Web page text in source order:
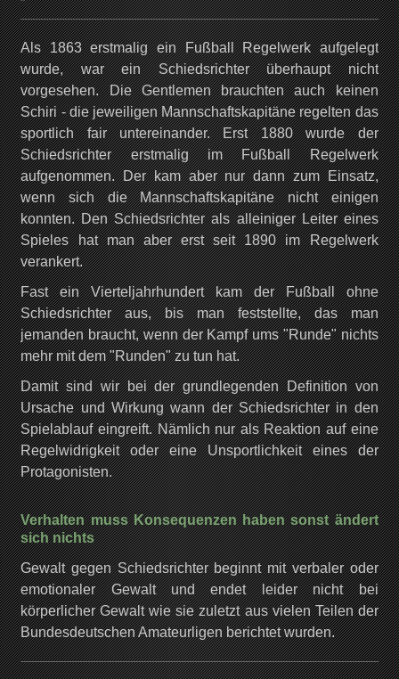
Als 1863 erstmalig ein Fußball Regelwerk aufgelegt
wurde, war ein Schiedsrichter überhaupt nicht
vorgesehen. Die Gentlemen brauchten auch keinen
Schiri - die jeweiligen Mannschaftskapitäne regelten das
sportlich fair untereinander. Erst 1880 wurde der
Schiedsrichter erstmalig im Fußball Regelwerk
aufgenommen. Der kam aber nur dann zum Einsatz,
wenn sich die Mannschaftskapitäne nicht einigen
konnten. Den Schiedsrichter als alleiniger Leiter eines
Spieles hat man aber erst seit 1890 im Regelwerk
verankert.
Fast ein Vierteljahrhundert kam der Fußball ohne
Schiedsrichter aus, bis man feststellte, das man
jemanden braucht, wenn der Kampf ums "Runde" nichts
mehr mit dem "Runden" zu tun hat.
Damit sind wir bei der grundlegenden Definition von
Ursache und Wirkung wann der Schiedsrichter in den
Spielablauf eingreift. Nämlich nur als Reaktion auf eine
Regelwidrigkeit oder eine Unsportlichkeit eines der
Protagonisten.
Verhalten muss Konsequenzen haben sonst ändert
sich nichts
Gewalt gegen Schiedsrichter beginnt mit verbaler oder
emotionaler Gewalt und endet leider nicht bei
körperlicher Gewalt wie sie zuletzt aus vielen Teilen der
Bundesdeutschen Amateurligen berichtet wurden.